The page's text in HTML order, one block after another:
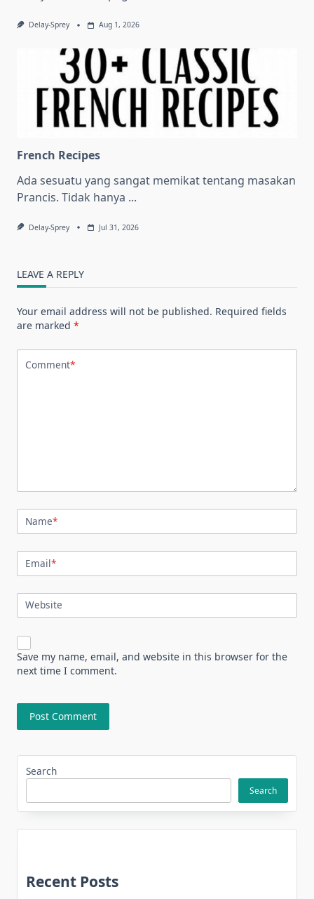
Delay-Sprey Aug 1, 2026
French Recipes
Ada sesuatu yang sangat memikat tentang masakan
Prancis. Tidak hanya ...
Delay-Sprey Jul 31, 2026
LEAVE A REPLY
Your email address will not be published. Required fields
are marked *
Comment*
Name*
Email*
Website
Save my name, email, and website in this browser for the
next time I comment.
Search
Search
Recent Posts